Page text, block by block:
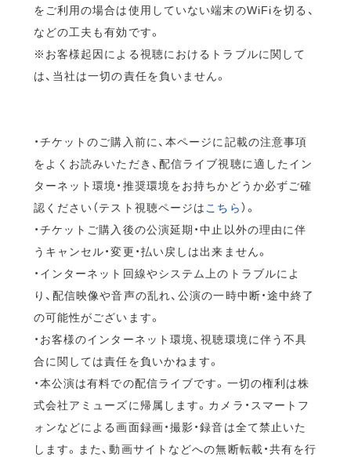
をご利用の場合は使用していない端末のWiFiを切る、
などの工夫も有効です。
※お客様起因による視聴におけるトラブルに関して
は、当社は一切の責任を負いません。
・チケットのご購入前に、本ページに記載の注意事項
をよくお読みいただき、配信ライブ視聴に適したイン
ターネット環境・推奨環境をお持ちかどうか必ずご確
認ください（テスト視聴ページは こちら）。
・チケットご購入後の公演延期・中止以外の理由に伴
うキャンセル・変更・払い戻しは出来ません。
・インターネット回線やシステム上のトラブルによ
り、配信映像や音声の乱れ、公演の一時中断・途中終了
の可能性がございます。
・お客様のインターネット環境、視聴環境に伴う不具
合に関しては責任を負いかねます。
・本公演は有料での配信ライブです。一切の権利は株
式会社アミューズに帰属します。カメラ・スマートフ
ォンなどによる画面録画・撮影・録音は全て禁止いた
します。また、動画サイトなどへの無断転載・共有を行